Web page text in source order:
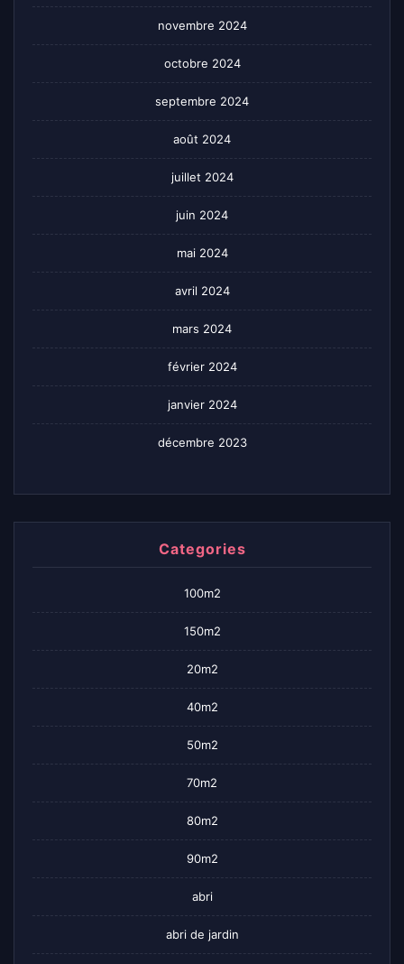
novembre 2024
octobre 2024
septembre 2024
août 2024
juillet 2024
juin 2024
mai 2024
avril 2024
mars 2024
février 2024
janvier 2024
décembre 2023
Categories
100m2
150m2
20m2
40m2
50m2
70m2
80m2
90m2
abri
abri de jardin